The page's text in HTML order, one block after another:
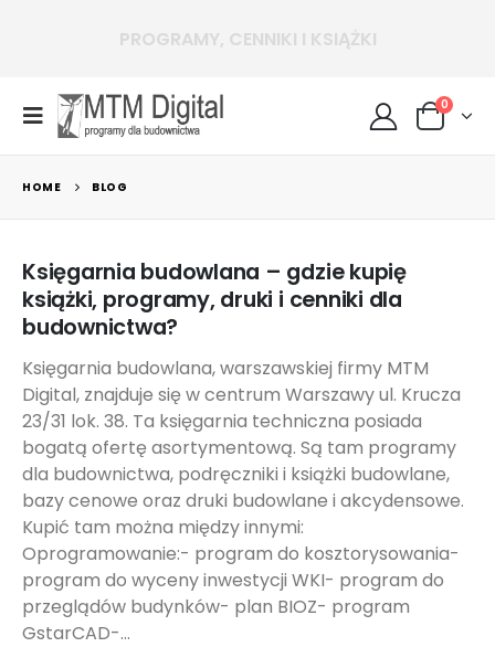
PROGRAMY, CENNIKI I KSIĄŻKI
0
HOME BLOG
Księgarnia budowlana – gdzie kupię
książki, programy, druki i cenniki dla
budownictwa?
Księgarnia budowlana, warszawskiej firmy MTM
Digital, znajduje się w centrum Warszawy ul. Krucza
23/31 lok. 38. Ta księgarnia techniczna posiada
bogatą ofertę asortymentową. Są tam programy
dla budownictwa, podręczniki i książki budowlane,
bazy cenowe oraz druki budowlane i akcydensowe.
Kupić tam można między innymi:
Oprogramowanie:- program do kosztorysowania-
program do wyceny inwestycji WKI- program do
przeglądów budynków- plan BIOZ- program
GstarCAD-...